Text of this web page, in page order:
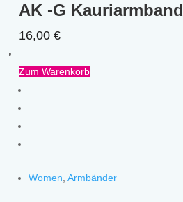
AK -G Kauriarmband
16,00€
Zum Warenkorb
Women ,Armbänder